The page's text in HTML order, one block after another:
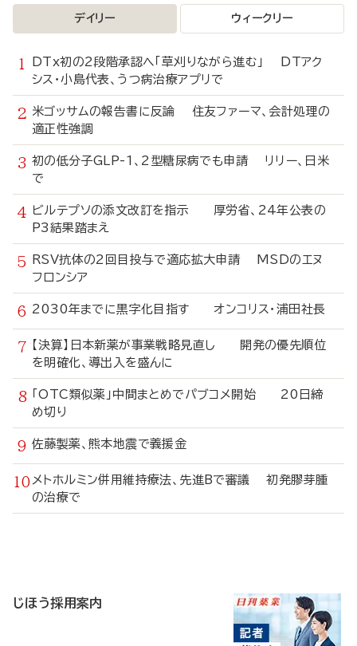
デイリー ウィークリー
DTx初の2段階承認へ「草刈りながら進む」 DTアク
シス・小島代表、うつ病治療アプリで
米ゴッサムの報告書に反論 住友ファーマ、会計処理の
適正性強調
初の低分子GLP-1、2型糖尿病でも申請 リリー、日米
で
ビルテプソの添文改訂を指示 厚労省、24年公表の
P3結果踏まえ
RSV抗体の2回目投与で適応拡大申請 MSDのエヌ
フロンシア
2030年までに黒字化目指す オンコリス・浦田社長
【決算】日本新薬が事業戦略見直し 開発の優先順位
を明確化、導出入を盛んに
「OTC類似薬」中間まとめでパブコメ開始 20日締
め切り
佐藤製薬、熊本地震で義援金
メトホルミン併用維持療法、先進Bで審議 初発膠芽腫
の治療で
じほう採用案内